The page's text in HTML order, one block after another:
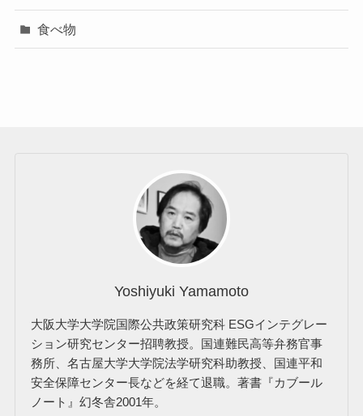
食べ物
Yoshiyuki Yamamoto
大阪大学大学院国際公共政策研究科 ESGインテグレー
ション研究センター招聘教授。国連難民高等弁務官事
務所、名古屋大学大学院法学研究科助教授、国連平和
安全保障センター長などを経て退職。著書『カブール
ノート』幻冬舎2001年。